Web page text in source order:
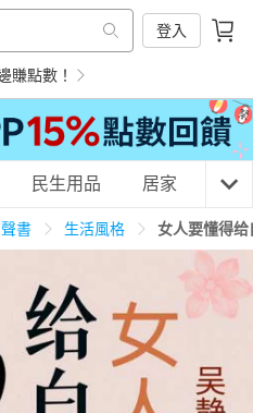
登入
賺點數！
養生保健
運動休閒 親子玩具
民生用品 居家 3C
書 生活風格 女人要懂得